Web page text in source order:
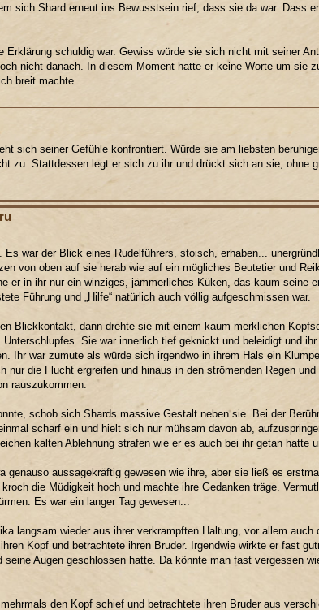
sich Shard erneut ins Bewusstsein rief, dass sie da war. Dass
schuldig war. Gewiss würde sie sich nicht mit seiner
nicht danach. In diesem Moment hatte er keine Worte um sie
breit machte...
sich seiner Gefühle konfrontiert. Würde sie am liebsten
zu. Stattdessen legt er sich zu ihr und drückt sich an sie, ohne
war der Blick eines Rudelführers, stoisch, erhaben...
von oben auf sie herab wie auf ein mögliches Beutetier und
er in ihr nur ein winziges, jämmerliches Küken, das kaum seine
Führung und „Hilfe“ natürlich auch völlig aufgeschmissen war.
Blickkontakt, dann drehte sie mit einem kaum merklichen
Sie war innerlich tief geknickt und beleidigt und
Ihr war zumute als würde sich irgendwo in ihrem Hals ein
nur die Flucht ergreifen und hinaus in den strömenden Regen
rauszukommen.
schob sich Shards massive Gestalt neben sie. Bei der
scharf ein und hielt sich nur mühsam davon ab,
kalten Ablehnung strafen wie er es auch bei ihr getan hatte
genauso aussagekräftig gewesen wie ihre, aber sie ließ es erstmal
die Müdigkeit hoch und machte ihre Gedanken träge.
Es war ein langer Tag gewesen...
langsam wieder aus ihrer verkrampften Haltung, vor allem auch
Kopf und betrachtete ihren Bruder. Irgendwie wirkte er fast
Augen geschlossen hatte. Da könnte man fast vergessen
den Kopf schief und betrachtete ihren Bruder aus